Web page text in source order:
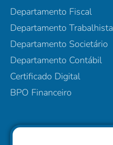
Departamento Fiscal
Departamento Trabalhista
Departamento Societário
Departamento Contábil
Certificado Digital
BPO Financeiro